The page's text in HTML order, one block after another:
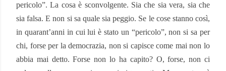
pericolo”. La cosa è sconvolgente. Sia che sia vera, sia che
sia falsa. E non si sa quale sia peggio. Se le cose stanno così,
in quarant’anni in cui lui è stato un “pericolo”, non si sa per
chi, forse per la democrazia, non si capisce come mai non lo
abbia mai detto. Forse non lo ha capito? O, forse, non ci